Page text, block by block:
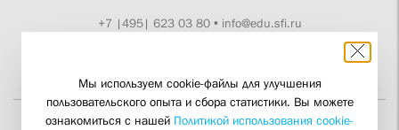
+7 |495| 623 03 80• info@edu.sfi.ru
Мы используем cookie-файлы для улучшения
пользовательского опыта и сбора статистики. Вы можете
ознакомиться с нашей Политикой использования cookie-